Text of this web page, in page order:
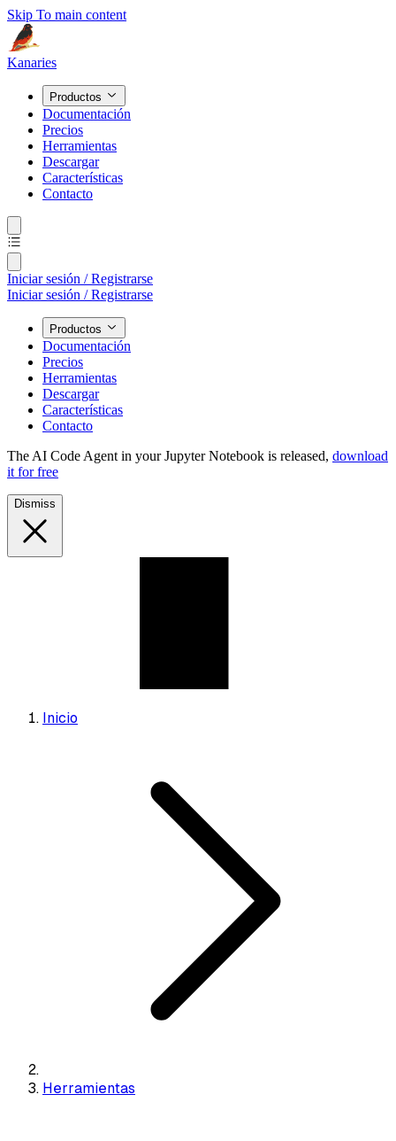
Skip To main content
Kanaries
Productos
Documentación
Precios
Herramientas
Descargar
Características
Contacto
Iniciar sesión / Registrarse
Iniciar sesión / Registrarse
Productos
Documentación
Precios
Herramientas
Descargar
Características
Contacto
The AI Code Agent in your Jupyter Notebook is released, download
it for free
Dismiss
Inicio
Herramientas